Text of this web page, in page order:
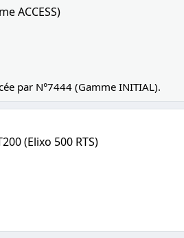
ACCESS)
par N°7444 (Gamme INITIAL).
(Elixo 500 RTS)